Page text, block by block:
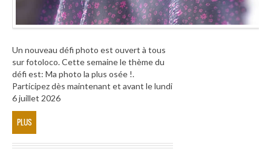
Un nouveau défi photo est ouvert à tous
sur fotoloco. Cette semaine le thème du
défi est: Ma photo la plus osée !.
Participez dès maintenant et avant le lundi
6 juillet 2026
PLUS